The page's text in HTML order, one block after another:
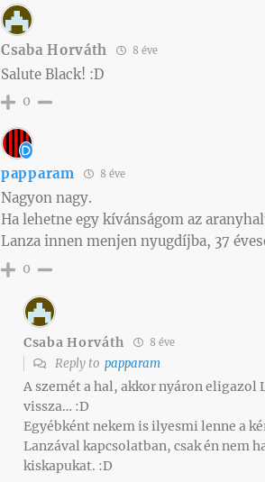
Csaba Horváth 8 éve
Salute Black! :D
0
papparam 8 éve
Nagyon nagy.
Ha lehetne egy kívánságom az
Lanza innen menjen nyugdíjba, 37
0
Csaba Horváth 8 éve
Reply to papparam
A szemét a hal, akkor nyáron eligazol
vissza… :D
Egyébként nekem is ilyesmi lenne a
Lanzával kapcsolatban, csak én nem
kiskapukat. :D